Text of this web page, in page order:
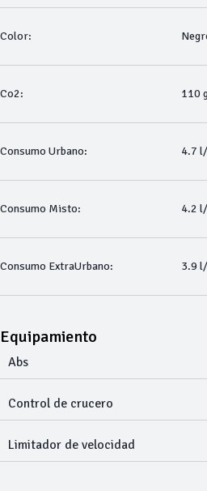
Color:
Co2: 110
Consumo Urbano: 4.7
Consumo Misto: 4.2
Consumo ExtraUrbano: 3.9
Equipamiento
Abs
Control de crucero
Limitador de velocidad